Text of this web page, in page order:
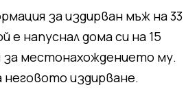
за издирван мъж на 33
е напуснал дома си на 15
за местонахождението му.
неговото издирване.